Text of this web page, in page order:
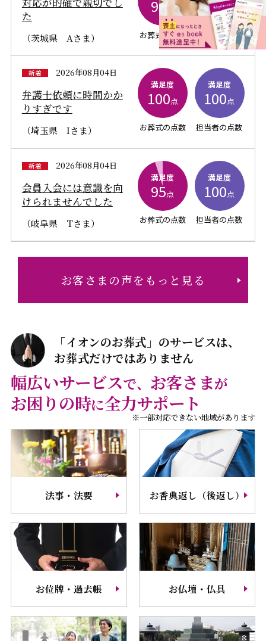
た
（茨城県 Aさま）
90点
お葬式の点数
100点
担当者の点数
新着 2026年08月04日
弁護士依頼に時間かか
りすぎです
（埼玉県 Iさま）
満足度
100点
お葬式の点数
満足度
100点
担当者の点数
新着 2026年08月04日
会員入会には意識を向
けられませんでした
（岐阜県 Tさま）
満足度
95点
お葬式の点数
満足度
100点
担当者の点数
お客さまの声をもっと見る
「イオンのお葬式」のサービスは、
お葬式だけではありません
幅広いサービスで、 お客さまが
お困りの時に全力サポート
※一部対応できない地域があります
法事・法要 お香典返し（後返し）
お位牌・過去帳 お仏壇・仏具